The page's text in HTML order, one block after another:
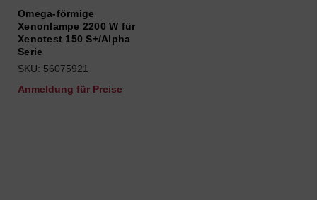
Omega-förmige
Xenonlampe 2200 W für
Xenotest 150 S+/Alpha
Serie
SKU: 56075921
Anmeldung für Preise